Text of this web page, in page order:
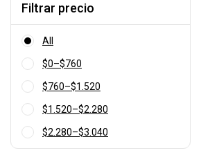
Filtrar precio
All
$0–$760
Price
range:
$0
through
$760–$1.520
Price
range:
$760
through
$1.520–$2.280
Price
range:
$2.280–$3.040
Price